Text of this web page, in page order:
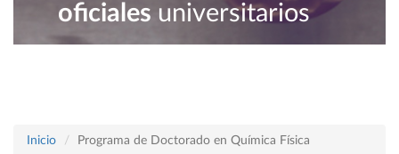
oficiales universitarios
Inicio Programa de Doctorado en Química Física